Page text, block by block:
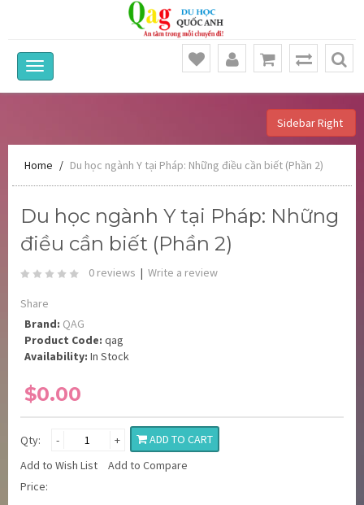
Sidebar Right
Home Du học ngành Y tại Pháp: Những điều cần biết (Phần 2)
Du học ngành Y tại Pháp: Những
điều cần biết (Phần 2)
0 reviews | Write a review
Share
Brand: QAG
Product Code: qag
Availability: In Stock
$0.00
Qty: - +
ADD TO CART
Add to Wish List
Add to Compare
Price: